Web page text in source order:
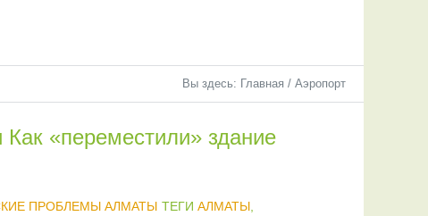
Вы здесь: Главная / Аэропорт
«переместили» здание
ПРОБЛЕМЫ АЛМАТЫ ТЕГИ АЛМАТЫ,